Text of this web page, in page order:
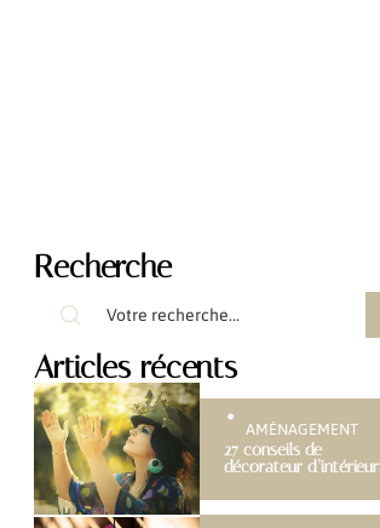
Recherche
Articles récents
AMÉNAGEMENT
27 conseils de
décorateur d’intérieur